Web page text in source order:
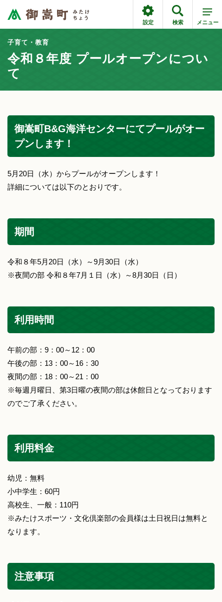
設定 検索 メニュー
子育て・教育
令和８年度 プールオープンについ
て
御嵩町B&G海洋センターにてプールがオー
プンします！
5月20日（水）からプールがオープンします！
詳細については以下のとおりです。
期間
令和８年5月20日（水）～9月30日（水）
※夜間の部 令和８年7月１日（水）～8月30日（日）
利用時間
午前の部：9：00～12：00
午後の部：13：00～16：30
夜間の部：18：00～21：00
※毎週月曜日、第3日曜の夜間の部は休館日となっております
のでご了承ください。
利用料金
幼児：無料
小中学生：60円
高校生、一般：110円
※みたけスポーツ・文化倶楽部の会員様は土日祝日は無料と
なります。
注意事項